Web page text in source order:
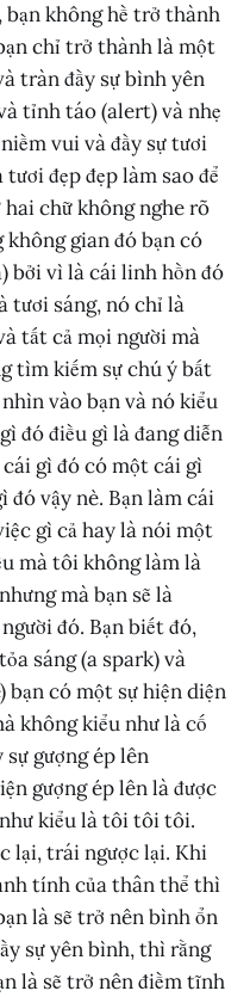
không hề trở thành
chỉ trở thành là một
tràn đầy sự bình yên
tỉnh táo (alert) và nhẹ
vui và đầy sự tươi
đẹp đẹp làm sao để
hai chữ không nghe rõ
gian đó bạn có
bởi vì là cái linh hồn đó
tươi sáng, nó chỉ là
tất cả mọi người mà
tìm kiếm sự chú ý bất
vào bạn và nó kiểu
đó điều gì là đang diễn
gì đó có một cái gì
đó vậy nè. Bạn làm cái
gì cả hay là nói một
mà tôi không làm là
mà bạn sẽ là
đó. Bạn biết đó,
sáng (a spark) và
bạn có một sự hiện diện
không kiểu như là cố
sự gượng ép lên
gượng ép lên là được
kiểu là tôi tôi tôi.
lại, trái ngược lại. Khi
tính của thân thể thì
là sẽ trở nên bình ổn
sự yên bình, thì rằng
là sẽ trở nên điềm tĩnh